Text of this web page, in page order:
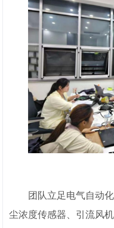
团队立足电气自动
尘浓度传感器、引流风